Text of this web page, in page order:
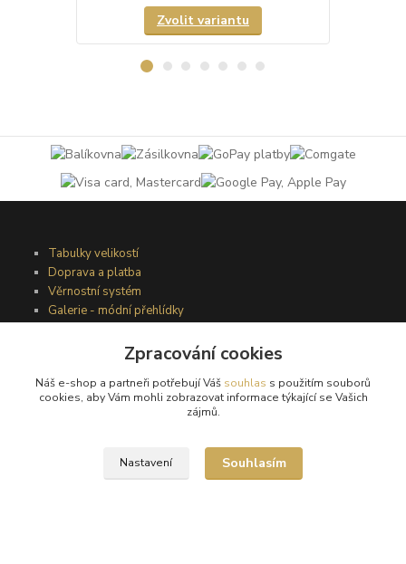
Zvolit variantu
Tabulky velikostí
Doprava a platba
Věrnostní systém
Galerie - módní přehlídky
Podmínky užití webového rozhraní
Obchodní podmínky
Zpracování cookies
Náš e-shop a partneři potřebují Váš souhlas s použitím souborů
cookies, aby Vám mohli zobrazovat informace týkající se Vašich
zájmů.
Nastavení Souhlasím